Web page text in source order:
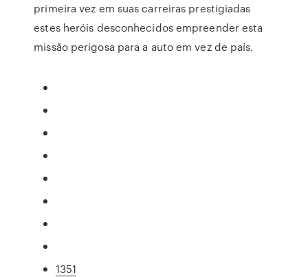
primeira vez em suas carreiras prestigiadas
estes heróis desconhecidos empreender esta
missão perigosa para a auto em vez de país.
1351